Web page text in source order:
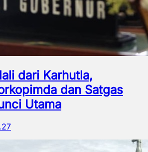
dari Karhutla,
dan Satgas
Utama